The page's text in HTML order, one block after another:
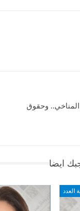
المناخي.. وحقوق
ايضا
العدد